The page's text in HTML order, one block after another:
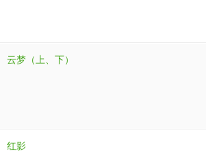
云梦（上、下）
红影